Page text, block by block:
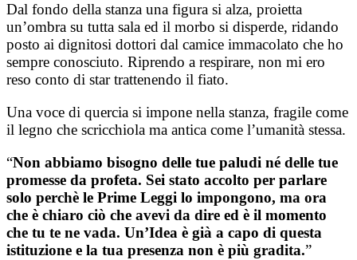
Dal fondo della stanza una figura si alza, proietta
un’ombra su tutta sala ed il morbo si disperde, ridando
posto ai dignitosi dottori dal camice immacolato che ho
sempre conosciuto. Riprendo a respirare, non mi ero
reso conto di star trattenendo il fiato.
Una voce di quercia si impone nella stanza, fragile come
il legno che scricchiola ma antica come l’umanità stessa.
“Non abbiamo bisogno delle tue paludi né delle tue
promesse da profeta. Sei stato accolto per parlare
solo perchè le Prime Leggi lo impongono, ma ora
che è chiaro ciò che avevi da dire ed è il momento
che tu te ne vada. Un’Idea è già a capo di questa
istituzione e la tua presenza non è più gradita.”